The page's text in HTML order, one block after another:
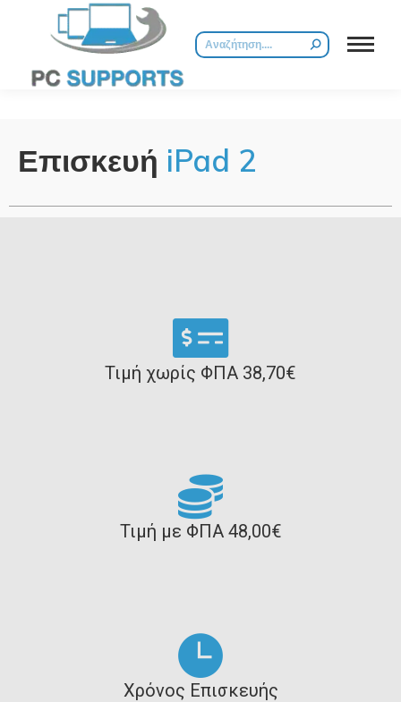
Επισκευή iPad 2
Τιμή χωρίς ΦΠΑ 38,70€
Τιμή με ΦΠΑ 48,00€
Χρόνος Επισκευής